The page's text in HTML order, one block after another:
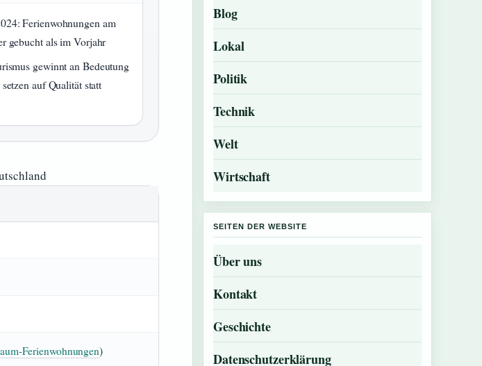
Ferienwohnungen am
gebucht als im Vorjahr
gewinnt an Bedeutung
auf Qualität statt
Ferienwohnungen)
Blog
Lokal
Politik
Technik
Welt
Wirtschaft
SEITEN DER WEBSITE
Über uns
Kontakt
Geschichte
Datenschutzerklärung